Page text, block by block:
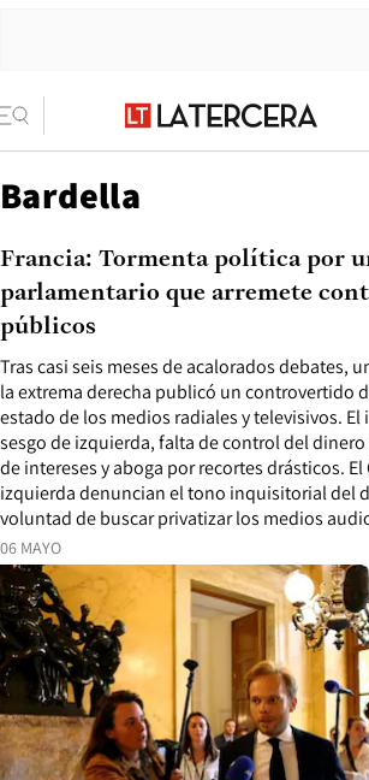
Bardella
06 MAYO
Tras casi seis meses de acalorados debates,
la extrema derecha publicó un controvertido
estado de los medios radiales y televisivos.
sesgo de izquierda, falta de control del
de intereses y aboga por recortes drásticos. El
izquierda denuncian el tono inquisitorial del
voluntad de buscar privatizar los medios
Francia: Tormenta política por
parlamentario que arremete
públicos